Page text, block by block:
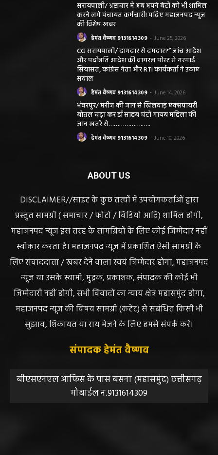
सरायपाली/ भ्रष्टाचार में अब अपने बेटों को भी शामिल
करने लगे पंचायत कर्मचारी! पढ़िए महाजनपद न्यूज
की विशेष खबर
हेमंत वैष्णव 9131614309 - June 25, 2026
CG सरायपाली/ दागदार से दमदार?” जांच आदेश
और पदोन्नति आदेश की वायरल पोस्ट से गरमाई
सियासत, कांग्रेस नेता और RTI कार्यकर्ता ने उठाए
सवाल
हेमंत वैष्णव 9131614309 - June 14, 2026
भंवरपुर/ मरीज की जान से खिलवाड़ एक्सपायरी
बोतल चढ़ा कर डॉ साहब घंटों गायब महिला की
जान खतरे से……………….…..
हेमंत वैष्णव 9131614309 - June 10, 2026
ABOUT US
DISCLAIMER//साइट के कुछ तत्वों में उपयोगकर्ताओं द्वारा
प्रस्तुत सामग्री ( समाचार / फोटो / विडियो आदि) शामिल होगी,
महाजनपद न्यूज इस तरह के सामग्रियों के लिए कोई जिम्मेदार नहीं
स्वीकार करता है। महाजनपद न्यूज में प्रकाशित ऐसी सामग्री के
लिए संवाददाता / खबर देने वाला स्वयं जिम्मेदार होगा, महाजनपद
न्यूज या उसके स्वामी, मुद्रक, प्रकाशक, संपादक की कोई भी
जिम्मेदारी नहीं होगी, सभी विवादों का न्याय क्षेत्र महासमुंद होगा,
महाजनपद न्यूज की विषय सामग्री (कटेंट) से संबंधित किसी भी
सुझाव, शिकायत या राय भेजने के लिए हमसे संपर्क करें।
संपादक हेमंत वैष्णव
बीएसएनएल आफिस के पास बसना (महासमुंद) छत्तीसगढ़
मोबाईल न.9131614309